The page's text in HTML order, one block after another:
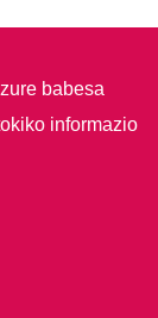
babesa
informazio